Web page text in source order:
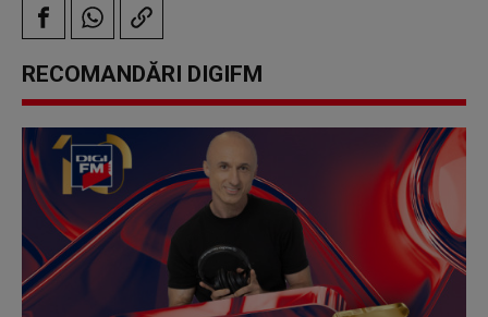
RECOMANDĂRI DIGIFM